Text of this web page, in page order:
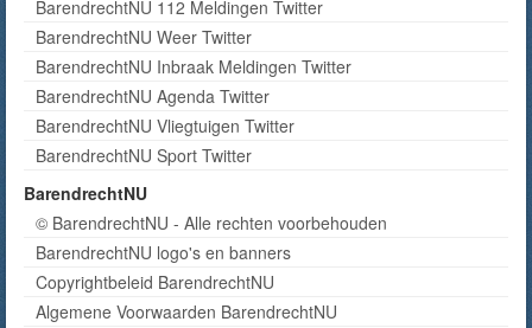
BarendrechtNU 112 Meldingen Twitter
BarendrechtNU Weer Twitter
BarendrechtNU Inbraak Meldingen Twitter
BarendrechtNU Agenda Twitter
BarendrechtNU Vliegtuigen Twitter
BarendrechtNU Sport Twitter
BarendrechtNU
© BarendrechtNU - Alle rechten voorbehouden
BarendrechtNU logo's en banners
Copyrightbeleid BarendrechtNU
Algemene Voorwaarden BarendrechtNU